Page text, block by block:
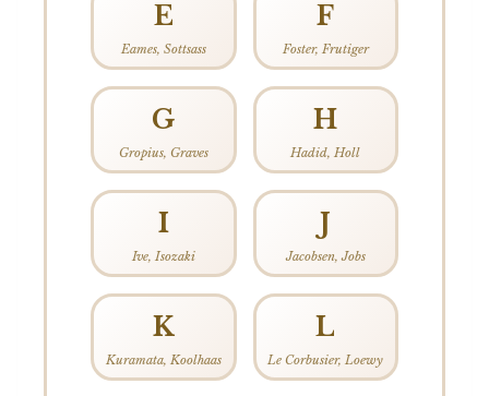
E
Eames, Sottsass
F
Foster, Frutiger
G
Gropius, Graves
H
Hadid, Holl
I
Ive, Isozaki
J
Jacobsen, Jobs
K
Kuramata, Koolhaas
L
Le Corbusier, Loewy